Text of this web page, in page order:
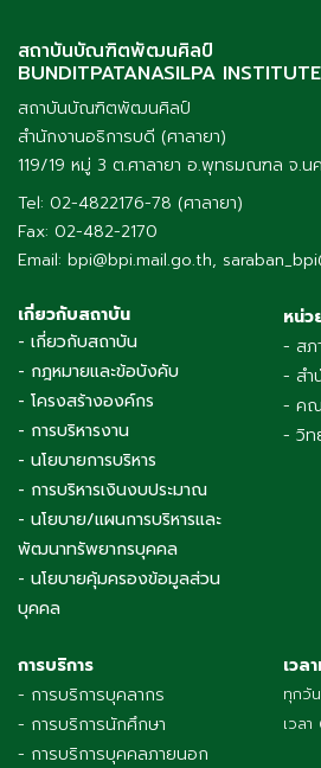
สถาบันบัณฑิตพัฒนศิลป์
BUNDITPATANASILPA
สถาบันบัณฑิตพัฒนศิลป์
สำนักงานอธิการบดี (ศาลายา)
119/19 หมู่ 3 ต.ศาลายา อ.พุทธมณฑล จ.น
Tel: 02-4822176-78 (ศาลายา)
Fax: 02-482-2170
Email: bpi@bpi.mail.go.th,
เกี่ยวกับสถาบัน
- เกี่ยวกับสถาบัน
- กฎหมายและข้อบังคับ
- โครงสร้างองค์กร
- การบริหารงาน
- นโยบายการบริหาร
- การบริหารเงินงบประมาณ
- นโยบาย/แผนการบริหารและ
พัฒนาทรัพยากรบุคคล
- นโยบายคุ้มครองข้อมูลส่วน
บุคคล
หน่ว
- สภ
- สำ
- ค
- วิท
การบริการ
- การบริการบุคลากร
- การบริการนักศึกษา
- การบริการบุคคลภายนอก
เวล
ทุกวั
เวล